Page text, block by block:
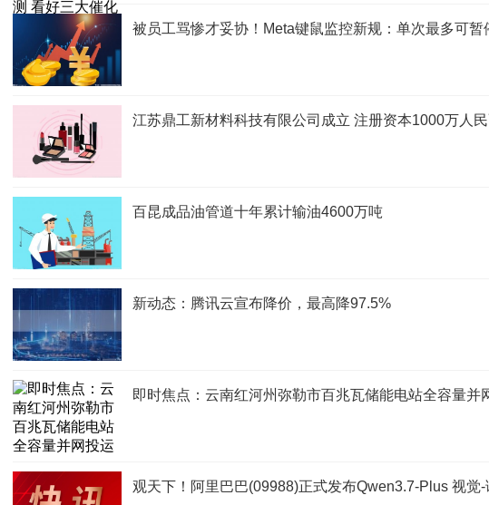
被员工骂惨才妥协！Meta键鼠监控新规：单次最多可
江苏鼎工新材料科技有限公司成立 注册资本1000万人
百昆成品油管道十年累计输油4600万吨
新动态：腾讯云宣布降价，最高降97.5%
即时焦点：云南红河州弥勒市百兆瓦储能电站全容量并
观天下！阿里巴巴(09988)正式发布Qwen3.7-Plus 视觉